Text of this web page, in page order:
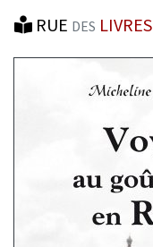
RUE DES LIVRES